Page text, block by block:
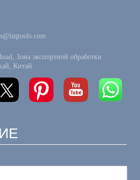
Зона экспортной обработки
Китай